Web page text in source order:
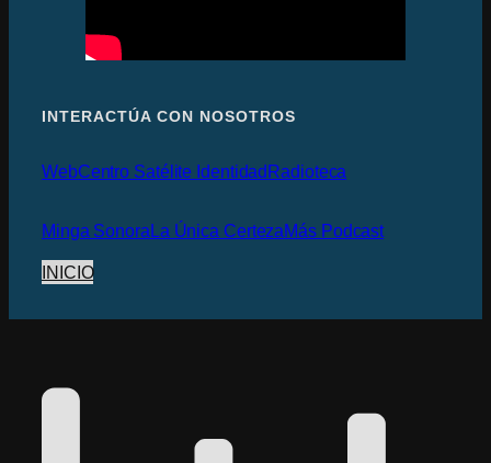
INTERACTÚA CON NOSOTROS
WebCentro Satélite IdentidadRadioteca
Minga SonoraLa Única CertezaMás Podcast
INICIO